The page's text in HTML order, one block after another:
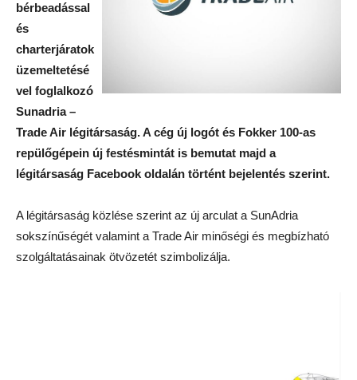
bérbeadással
és
charterjáratok
üzemeltetésé
vel foglalkozó
Sunadria –
Trade Air légitársaság. A cég új logót és Fokker 100-as
repülőgépein új festésmintát is bemutat majd a
légitársaság Facebook oldalán történt bejelentés szerint.
A légitársaság közlése szerint az új arculat a SunAdria
sokszínűségét valamint a Trade Air minőségi és megbízható
szolgáltatásainak ötvözetét szimbolizálja.